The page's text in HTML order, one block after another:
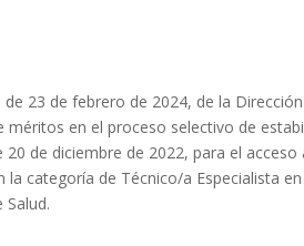
de 23 de febrero de 2024, de la
méritos en el proceso selectivo de
20 de diciembre de 2022, para el
la categoría de Técnico/a Especialista
Salud.